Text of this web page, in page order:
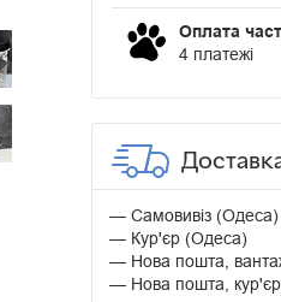
Оплата
4 платежі
Самовивіз (Одеса)
Кур'єр (Одеса)
Нова пошта,
Нова пошта,